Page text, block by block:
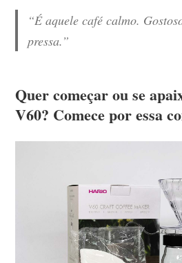
“É aquele café calmo.
pressa.”
Quer começar ou se
V60? Comece por essa